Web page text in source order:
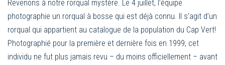
Revenons à notre rorqual mystère. Le 4 juillet, l’équipe
photographie un rorqual à bosse qui est déjà connu. Il s’agit d’un
rorqual qui appartient au catalogue de la population du Cap Vert!
Photographié pour la première et dernière fois en 1999, cet
individu ne fut plus jamais revu – du moins officiellement – avant